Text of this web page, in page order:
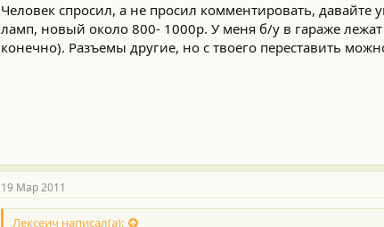
Человек спросил, а не просил комментировать, давайте
ламп, новый около 800- 1000р. У меня б/у в гараже
конечно). Разъемы другие, но с твоего переставить
19 Мар 2011
Лексеич написал(а):